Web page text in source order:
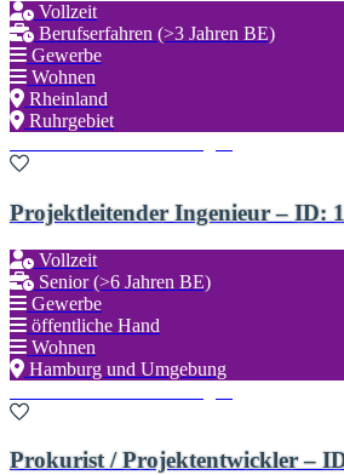
Vollzeit
Berufserfahren (>3 Jahren BE)
Gewerbe
Wohnen
Rheinland
Ruhrgebiet
Projektleitender Ingenieur – ID:
Vollzeit
Senior (>6 Jahren BE)
Gewerbe
öffentliche Hand
Wohnen
Hamburg und Umgebung
Prokurist / Projektentwickler –